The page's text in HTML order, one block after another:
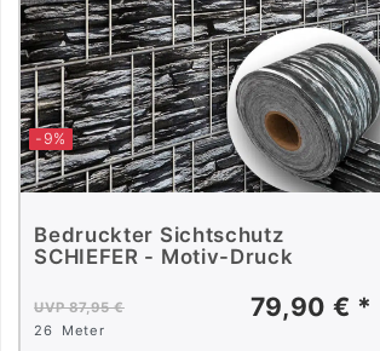
-9%
Bedruckter Sichtschutz
SCHIEFER - Motiv-Druck
UVP 87,95 € 79,90 € *
26 Meter